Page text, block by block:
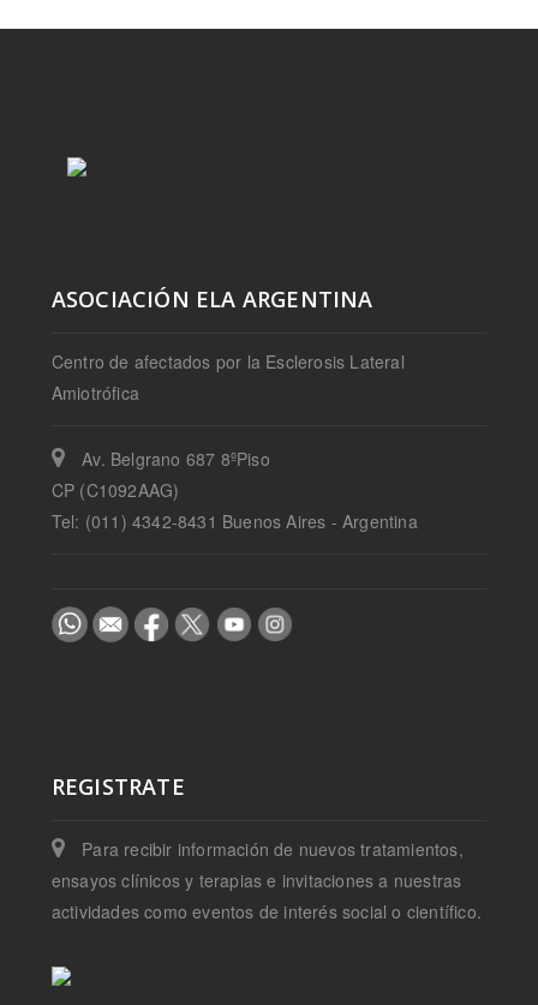
ASOCIACIÓN ELA ARGENTINA
Centro de afectados por la Esclerosis Lateral
Amiotrófica
Av. Belgrano 687 8ºPiso
CP (C1092AAG)
Tel: (011) 4342-8431 Buenos Aires - Argentina
REGISTRATE
Para recibir información de nuevos tratamientos,
ensayos clínicos y terapias e invitaciones a nuestras
actividades como eventos de interés social o científico.